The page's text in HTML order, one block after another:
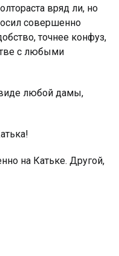
вряд ли, но
совершенно
точнее конфуз,
с любыми
любой дамы,
на Катьке. Другой,